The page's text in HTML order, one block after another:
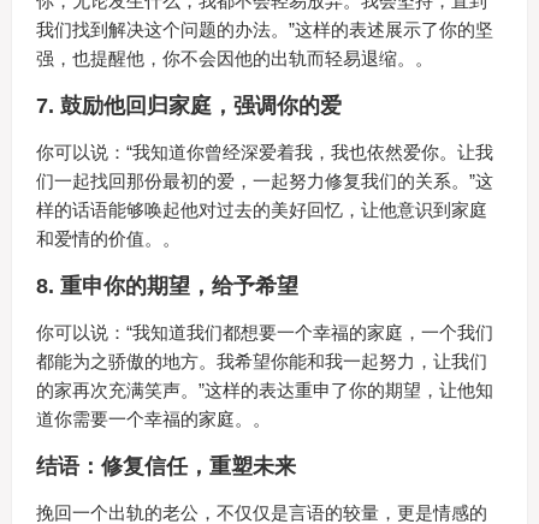
我们找到解决这个问题的办法。”这样的表述展示了你的坚
强，也提醒他，你不会因他的出轨而轻易退缩。。
7. 鼓励他回归家庭，强调你的爱
你可以说：“我知道你曾经深爱着我，我也依然爱你。让我
们一起找回那份最初的爱，一起努力修复我们的关系。”这
样的话语能够唤起他对过去的美好回忆，让他意识到家庭
和爱情的价值。。
8. 重申你的期望，给予希望
你可以说：“我知道我们都想要一个幸福的家庭，一个我们
都能为之骄傲的地方。我希望你能和我一起努力，让我们
的家再次充满笑声。”这样的表达重申了你的期望，让他知
道你需要一个幸福的家庭。。
结语：修复信任，重塑未来
挽回一个出轨的老公，不仅仅是言语的较量，更是情感的